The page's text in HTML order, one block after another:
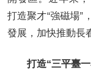
打造聚才“強磁場”
發展，加快推動長
打造“三平臺一